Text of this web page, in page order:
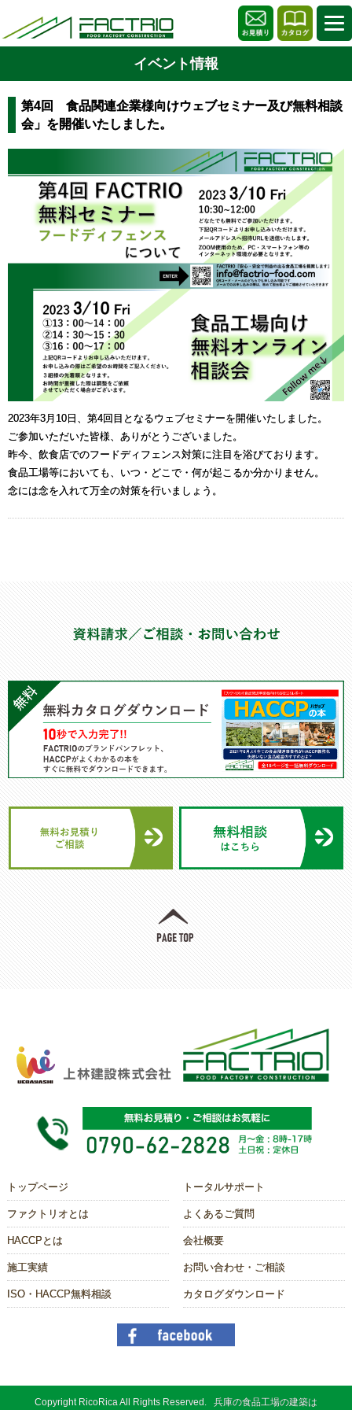
イベント情報
第4回 食品関連企業様向けウェブセミナー及び無料相談
会」を開催いたしました。
2023年3月10日、第4回目となるウェブセミナーを開催いたしました。
ご参加いただいた皆様、ありがとうございました。
昨今、飲食店でのフードディフェンス対策に注目を浴びております。
食品工場等においても、いつ・どこで・何が起こるか分かりません。
念には念を入れて万全の対策を行いましょう。
トップページ
ファクトリオとは
HACCPとは
施工実績
ISO・HACCP無料相談
トータルサポート
よくあるご質問
会社概要
お問い合わせ・ご相談
カタログダウンロード
Copyright RicoRica All Rights Reserved. 兵庫の食品工場の建築は